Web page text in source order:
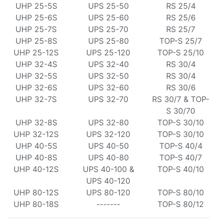
UHP 25-5S
UPS 25-50
RS 25/4
UHP 25-6S
UPS 25-60
RS 25/6
UHP 25-7S
UPS 25-70
RS 25/7
UHP 25-8S
UPS 25-80
TOP-S 25/7
UHP 25-12S
UPS 25-120
TOP-S 25/10
UHP 32-4S
UPS 32-40
RS 30/4
UHP 32-5S
UPS 32-50
RS 30/4
UHP 32-6S
UPS 32-60
RS 30/6
UHP 32-7S
UPS 32-70
RS 30/7 & TOP-
S 30/70
UHP 32-8S
UPS 32-80
TOP-S 30/10
UHP 32-12S
UPS 32-120
TOP-S 30/10
UHP 40-5S
UPS 40-50
TOP-S 40/4
UHP 40-8S
UPS 40-80
TOP-S 40/7
UHP 40-12S
UPS 40-100 &
UPS 40-120
TOP-S 40/10
UHP 80-12S UPS 80-120
TOP-S 80/10
UHP 80-18S
------- TOP-S 80/12